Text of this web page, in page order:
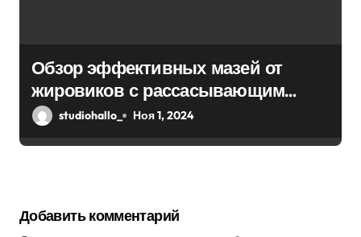
Обзор эффективных мазей от
жировиков с рассасывающим
эффектом
studiohallo_ Ноя 1, 2024
Добавить комментарий